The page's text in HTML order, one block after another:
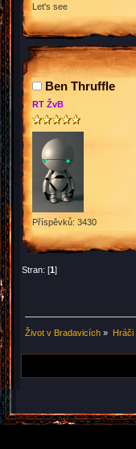
Let's see
Ben Thruffle
RT ŽvB
Příspěvků: 3430
Stran: [1]
Život v Bradavicích »